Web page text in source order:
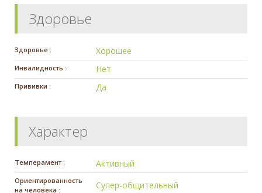
Здоровье
Здоровье : Хорошее
Инвалидность : Нет
Прививки : Да
Характер
Темперамент : Активный
Ориентированность
на человека :
Супер-общительный